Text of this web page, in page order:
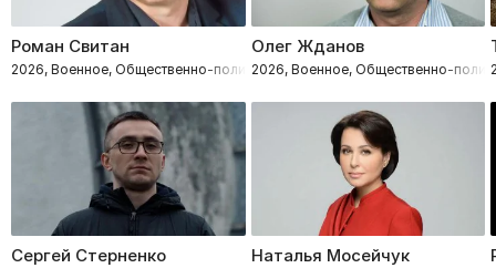
Роман Свитан
2026, Военное, Общественно-политическое
Олег Жданов
2026, Военное, Общественно-
Сергей Стерненко Наталья Мосейчук